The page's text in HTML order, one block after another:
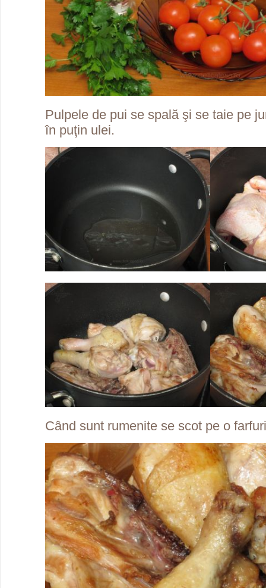
Pulpele de pui se spală şi se taie pe
în puţin ulei.
Când sunt rumenite se scot pe o